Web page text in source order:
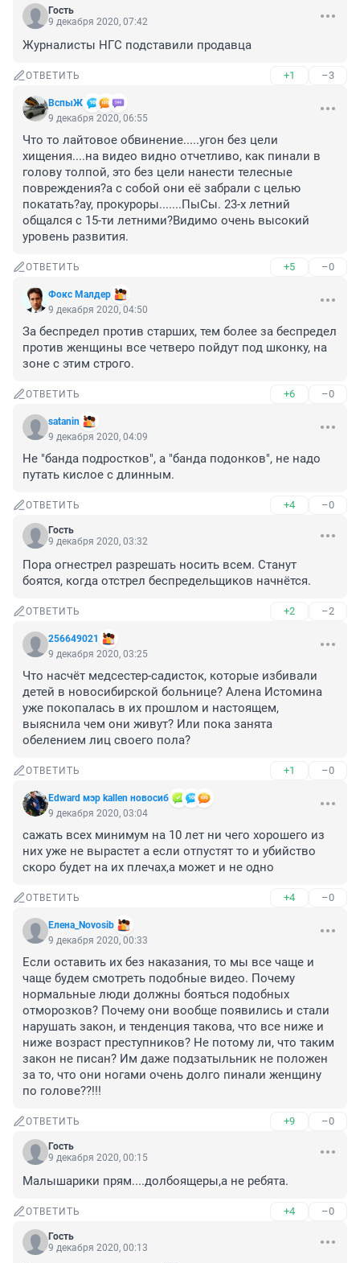
Гость
9 декабря 2020, 07:42
Журналисты НГС подставили продавца
ОТВЕТИТЬ +1 –3
ВспыЖ
9 декабря 2020, 06:55
Что то лайтовое обвинение.....угон без цели
хищения....на видео видно отчетливо, как пинали в
голову толпой, это без цели нанести телесные
повреждения?а с собой они её забрали с целью
покатать?ау, прокуроры.......ПыСы. 23-х летний
общался с 15-ти летними?Видимо очень высокий
уровень развития.
ОТВЕТИТЬ +5 –0
Фокс Малдер
9 декабря 2020, 04:50
За беспредел против старших, тем более за беспредел
против женщины все четверо пойдут под шконку, на
зоне с этим строго.
ОТВЕТИТЬ +6 –0
satanin
9 декабря 2020, 04:09
Не "банда подростков", а "банда подонков", не надо
путать кислое с длинным.
ОТВЕТИТЬ +4 –0
Гость
9 декабря 2020, 03:32
Пора огнестрел разрешать носить всем. Станут
боятся, когда отстрел беспредельщиков начнётся.
ОТВЕТИТЬ +2 –2
256649021
9 декабря 2020, 03:25
Что насчёт медсестер-садисток, которые избивали
детей в новосибирской больнице? Алена Истомина
уже покопалась в их прошлом и настоящем,
выяснила чем они живут? Или пока занята
обелением лиц своего пола?
ОТВЕТИТЬ +1 –0
Edward мэр kallen новосиб
9 декабря 2020, 03:04
сажать всех минимум на 10 лет ни чего хорошего из
них уже не вырастет а если отпустят то и убийство
скоро будет на их плечах,а может и не одно
ОТВЕТИТЬ +4 –0
Елена_Novosib
9 декабря 2020, 00:33
Если оставить их без наказания, то мы все чаще и
чаще будем смотреть подобные видео. Почему
нормальные люди должны бояться подобных
отморозков? Почему они вообще появились и стали
нарушать закон, и тенденция такова, что все ниже и
ниже возраст преступников? Не потому ли, что таким
закон не писан? Им даже подзатыльник не положен
за то, что они ногами очень долго пинали женщину
по голове??!!!
ОТВЕТИТЬ +9 –0
Гость
9 декабря 2020, 00:15
Малышарики прям....долбоящеры,а не ребята.
ОТВЕТИТЬ +4 –0
Гость
9 декабря 2020, 00:13